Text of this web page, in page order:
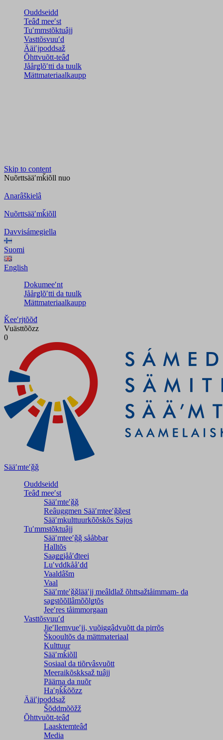
Ouddseidd
Teâđ meeʹst
Tuʹmmstõktuâjj
Vasttõsvuuʹd
Ääiʹjpoddsaž
Õhttvuõtt-teâđ
Jåårǥlõʹtti da tuulk
Mättmateriaalkaupp
Skip to content
Nuõrttsääʹmǩiõll nuo
Anarâškielâ
Nuõrttsääʹmǩiõll
Davvisámegiella
Suomi
English
Dokumeeʹnt
Jåårǥlõʹtti da tuulk
Mättmateriaalkaupp
Ǩeeʹrjtõõđ
Vuästtõõzz
0
Sääʹmteʹǧǧ
Ouddseidd
Teâđ meeʹst
Sääʹmteʹǧǧ
Reâuggmen Sääʹmteeʹǧǧest
Sääʹmkulttuurkõõskõs Sajos
Tuʹmmstõktuâjj
Sääʹmteeʹǧǧ sååbbar
Halltõs
Saaǥǥjååʹđteei
Luʹvddkååʹdd
Vaaldâšm
Vaal
Sääʹmteʹǧǧlääʹjj meâldlaž õhttsažtåimmam- da
saǥstõõllâmõõlǥtõs
Jeeʹres tåimmorgaan
Vasttõsvuuʹd
Jieʹllemvueʹjj, vuõiggâdvuõtt da pirrõs
Škooultõs da mättmateriaal
Kulttuur
Sääʹmǩiõll
Sosiaal da tiõrvâsvuõtt
Meeraikõskksaž tuâjj
Päärna da nuõr
Haʹŋǩǩõõzz
Ääiʹjpoddsaž
Šõddmõõžž
Õhttvuõtt-teâđ
Laasktemteâđ
Media